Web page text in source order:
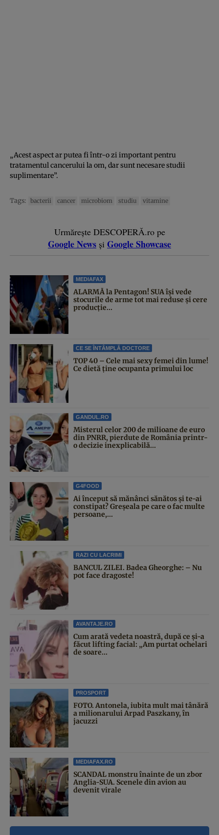
„Acest aspect ar putea fi într-o zi important pentru
tratamentul cancerului la om, dar sunt necesare studii
suplimentare”.
Tags: bacterii cancer microbiom studiu vitamine
Urmărește DESCOPERĂ.ro pe
Google News și Google Showcase
MEDIAFAX
ALARMĂ la Pentagon! SUA își vede
stocurile de arme tot mai reduse și cere
producție...
CE SE ÎNTÂMPLĂ DOCTORE
TOP 40 – Cele mai sexy femei din lume!
Ce dietă ține ocupanta primului loc
GANDUL.RO
Misterul celor 200 de milioane de euro
din PNRR, pierdute de România printr-
o decizie inexplicabilă...
G4FOOD
Ai început să mănânci sănătos și te-ai
constipat? Greșeala pe care o fac multe
persoane,...
RAZI CU LACRIMI
BANCUL ZILEI. Badea Gheorghe: – Nu
pot face dragoste!
AVANTAJE.RO
Cum arată vedeta noastră, după ce și-a
făcut lifting facial: „Am purtat ochelari
de soare...
PROSPORT
FOTO. Antonela, iubita mult mai tânără
a milionarului Arpad Paszkany, în
jacuzzi
MEDIAFAX.RO
SCANDAL monstru înainte de un zbor
Anglia-SUA. Scenele din avion au
devenit virale